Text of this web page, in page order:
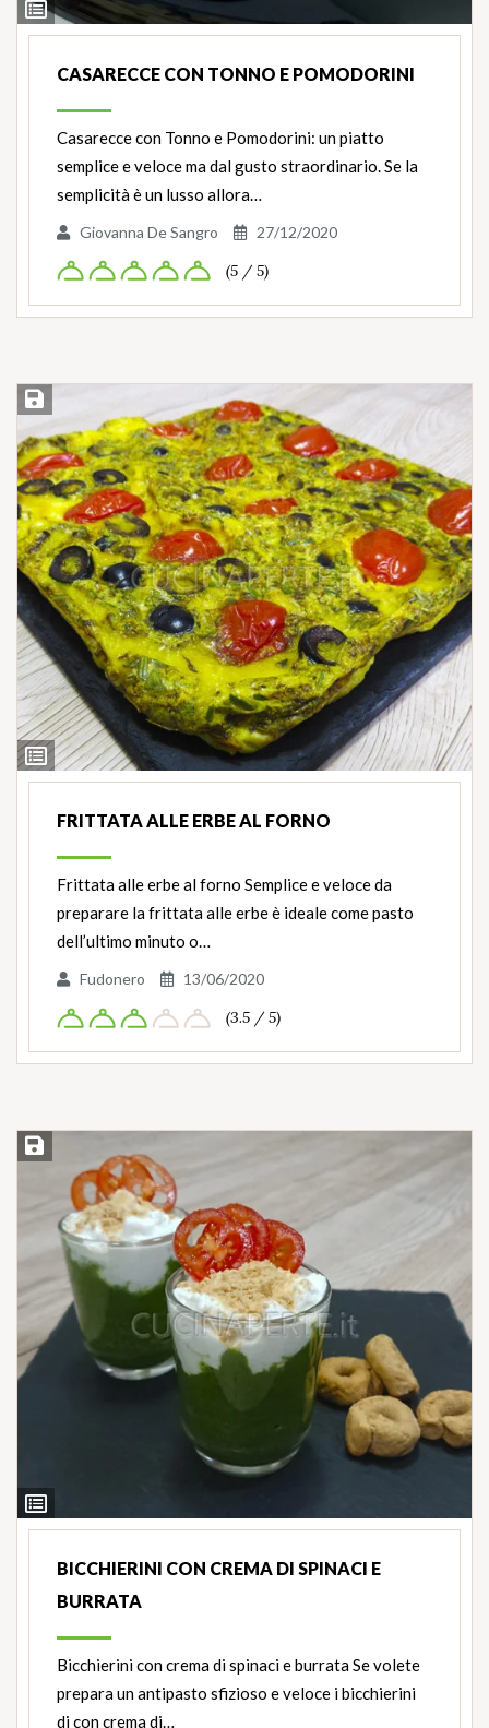
Ingredienti
CASARECCE CON TONNO E POMODORINI
Casarecce con Tonno e Pomodorini: un piatto
semplice e veloce ma dal gusto straordinario. Se la
semplicità è un lusso allora…
Giovanna De Sangro 27/12/2020
(5 / 5)
Ingredienti
Salva ricetta
FRITTATA ALLE ERBE AL FORNO
Frittata alle erbe al forno Semplice e veloce da
preparare la frittata alle erbe è ideale come pasto
dell’ultimo minuto o…
Fudonero 13/06/2020
(3.5 / 5)
Ingredienti
Salva ricetta
BICCHIERINI CON CREMA DI SPINACI E
BURRATA
Bicchierini con crema di spinaci e burrata Se volete
prepara un antipasto sfizioso e veloce i bicchierini
di con crema di…